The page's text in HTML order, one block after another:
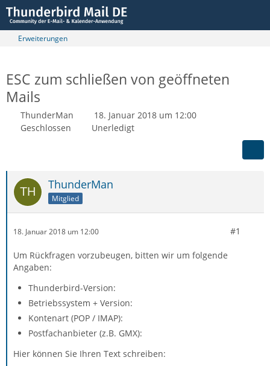
Erweiterungen
ESC zum schließen von geöffneten
Mails
ThunderMan
18. Januar 2018 um 12:00
Geschlossen
Unerledigt
ThunderMan
Mitglied
18. Januar 2018 um 12:00 #1
Um Rückfragen vorzubeugen, bitten wir um folgende
Angaben:
Thunderbird-Version:
Betriebssystem + Version:
Kontenart (POP / IMAP):
Postfachanbieter (z.B. GMX):
Hier können Sie Ihren Text schreiben: